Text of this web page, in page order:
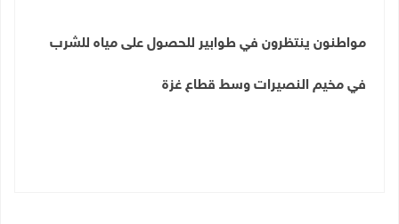
مواطنون ينتظرون في طوابير للحصول على مياه للشرب
في مخيم النصيرات وسط قطاع غزة